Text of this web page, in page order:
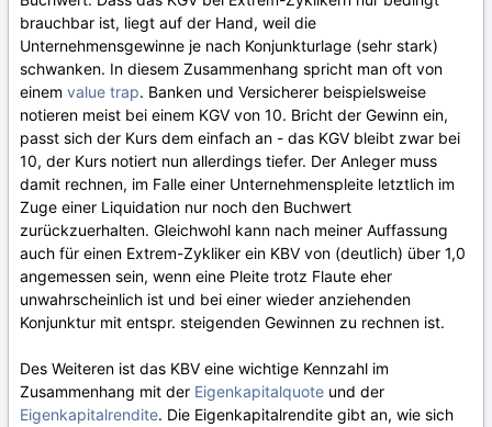
brauchbar ist, liegt auf der Hand, weil die
Unternehmensgewinne je nach Konjunkturlage (sehr stark)
schwanken. In diesem Zusammenhang spricht man oft von
einem value trap. Banken und Versicherer beispielsweise
notieren meist bei einem KGV von 10. Bricht der Gewinn ein,
passt sich der Kurs dem einfach an - das KGV bleibt zwar bei
10, der Kurs notiert nun allerdings tiefer. Der Anleger muss
damit rechnen, im Falle einer Unternehmenspleite letztlich im
Zuge einer Liquidation nur noch den Buchwert
zurückzuerhalten. Gleichwohl kann nach meiner Auffassung
auch für einen Extrem-Zykliker ein KBV von (deutlich) über 1,0
angemessen sein, wenn eine Pleite trotz Flaute eher
unwahrscheinlich ist und bei einer wieder anziehenden
Konjunktur mit entspr. steigenden Gewinnen zu rechnen ist.
Des Weiteren ist das KBV eine wichtige Kennzahl im
Zusammenhang mit der Eigenkapitalquote und der
Eigenkapitalrendite. Die Eigenkapitalrendite gibt an, wie sich